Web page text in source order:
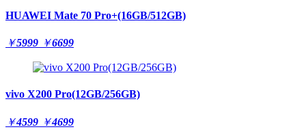
HUAWEI Mate 70 Pro+(16GB/512GB)
￥5999 ￥6699
vivo X200 Pro(12GB/256GB)
￥4599 ￥4699